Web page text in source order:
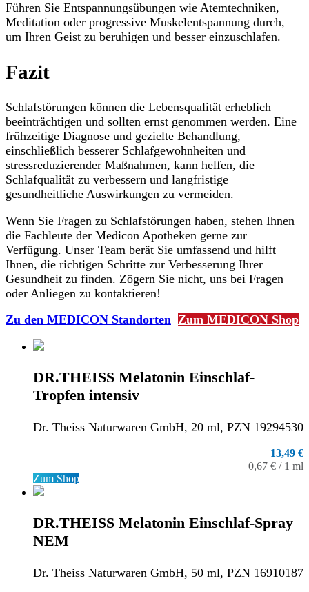
Führen Sie Entspannungsübungen wie Atemtechniken,
Meditation oder progressive Muskelentspannung durch,
um Ihren Geist zu beruhigen und besser einzuschlafen.
Fazit
Schlafstörungen können die Lebensqualität erheblich
beeinträchtigen und sollten ernst genommen werden. Eine
frühzeitige Diagnose und gezielte Behandlung,
einschließlich besserer Schlafgewohnheiten und
stressreduzierender Maßnahmen, kann helfen, die
Schlafqualität zu verbessern und langfristige
gesundheitliche Auswirkungen zu vermeiden.
Wenn Sie Fragen zu Schlafstörungen haben, stehen Ihnen
die Fachleute der Medicon Apotheken gerne zur
Verfügung. Unser Team berät Sie umfassend und hilft
Ihnen, die richtigen Schritte zur Verbesserung Ihrer
Gesundheit zu finden. Zögern Sie nicht, uns bei Fragen
oder Anliegen zu kontaktieren!
Zu den MEDICON Standorten Zum MEDICON Shop
DR.THEISS Melatonin Einschlaf-
Tropfen intensiv
Dr. Theiss Naturwaren GmbH, 20 ml, PZN 19294530
13,49 €
0,67 € / 1 ml
Zum Shop
DR.THEISS Melatonin Einschlaf-Spray
NEM
Dr. Theiss Naturwaren GmbH, 50 ml, PZN 16910187